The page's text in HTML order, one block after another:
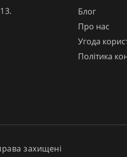
Блог
Про нас
Угода
Політика
захищені